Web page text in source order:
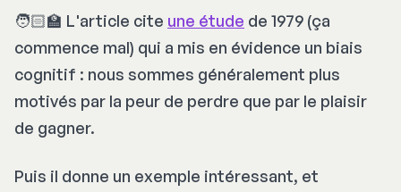
🧑🏻‍🏫 L'article cite une étude de 1979 (ça
commence mal) qui a mis en évidence un biais
cognitif : nous sommes généralement plus
motivés par la peur de perdre que par le plaisir
de gagner.
Puis il donne un exemple intéressant, et